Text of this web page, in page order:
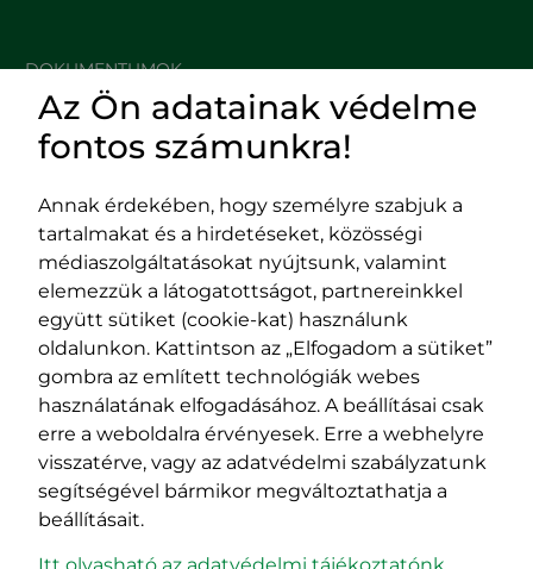
DOKUMENTUMOK
HASZNOS LINKEK
Impresszum
Adatvédelmi szabályzat
EPP program
400029 Kolozsvár,
Fürdő (Card. Iuliu Hossu) utca, 41.
szám
tel/fax:0723 250 321
email:office@rmdsz.ro
400489 Kolozsvár,
Majális utca, 60.
szám
tel/fax:0264 590 758
email:
office@rmdsz.ro
Az Ön adatainak védelme
fontos számunkra!
Annak érdekében, hogy személyre szabjuk a
tartalmakat és a hirdetéseket, közösségi
médiaszolgáltatásokat nyújtsunk, valamint
elemezzük a látogatottságot, partnereinkkel
együtt sütiket (cookie-kat) használunk
oldalunkon. Kattintson az „Elfogadom a sütiket”
gombra az említett technológiák webes
használatának elfogadásához. A beállításai csak
erre a weboldalra érvényesek. Erre a webhelyre
visszatérve, vagy az adatvédelmi szabályzatunk
segítségével bármikor megváltoztathatja a
beállításait.
Itt olvasható az adatvédelmi tájékoztatónk.